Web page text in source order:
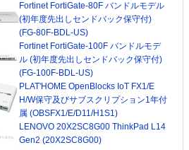
Fortinet FortiGate-80F バンドルモデル
(初年度先出しセンドバック保守付)
(FG-80F-BDL-US)
Fortinet FortiGate-100F バンドルモデ
ル (初年度先出しセンドバック保守付)
(FG-100F-BDL-US)
PLAT'HOME OpenBlocks IoT FX1/E
H/W保守及びサブスクリプション1年付
属 (OBSFX1/E/D11/H1S1)
LENOVO 20X2SC8G00 ThinkPad L14
Gen2 (20X2SC8G00)